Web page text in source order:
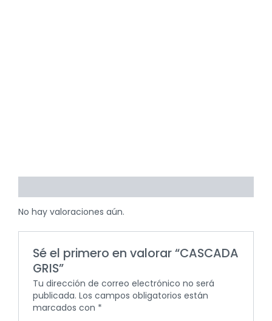
No hay valoraciones aún.
Sé el primero en valorar “CASCADA
GRIS”
Tu dirección de correo electrónico no será
publicada. Los campos obligatorios están
marcados con *